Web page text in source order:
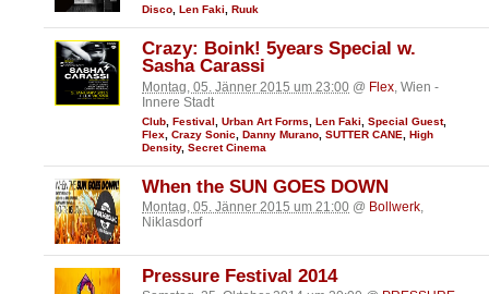
Disco, Len Faki, Ruuk
Crazy: Boink! 5years Special w.
Sasha Carassi
Montag, 05. Jänner 2015 um 23:00 @ Flex , Wien -
Innere Stadt
Club Festival Urban Art Forms Len Faki Special Guest,
Flex
Crazy Sonic Danny Murano SUTTER CANE
High
Density, Secret Cinema
When the SUN GOES DOWN
Montag, 05. Jänner 2015 um 21:00 @ Bollwerk,
Niklasdorf
Pressure Festival 2014